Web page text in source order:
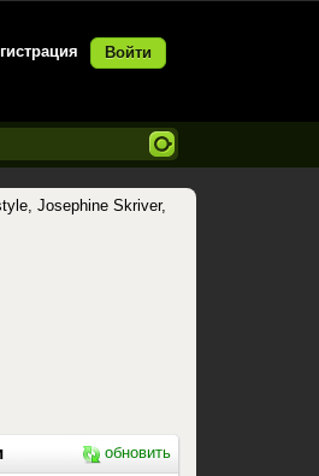
Войти
Josephine Skriver,
обновить